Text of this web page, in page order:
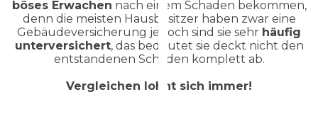
böses Erwachen nach einem Schaden bekommen,
denn die meisten Hausbesitzer haben zwar eine
Gebäudeversicherung jedoch sind sie sehr häufig
unterversichert, das bedeutet sie deckt nicht den
entstandenen Schaden komplett ab.
Vergleichen lohnt sich immer!